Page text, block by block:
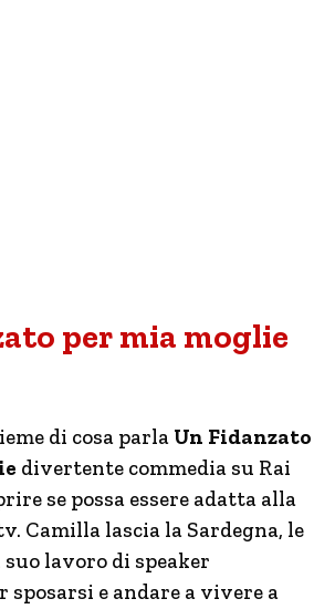
per mia moglie
di cosa parla Un Fidanzato
divertente commedia su Rai
se possa essere adatta alla
Camilla lascia la Sardegna, le
suo lavoro di speaker
sposarsi e andare a vivere a